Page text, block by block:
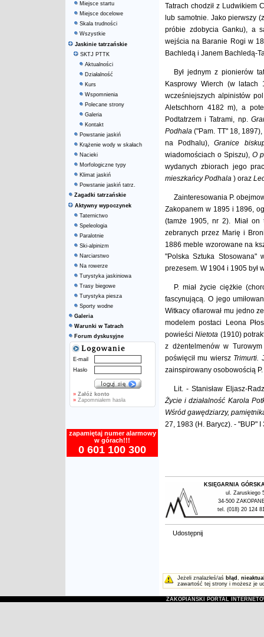
Miejsce startu
Miejsce docelowe
Skala trudności
Wszystkie
Jaskinie tatrzańskie
SKTJ PTTK
Aktualności
Działalność
Kurs
Wspomnienia
Polecane strony
Galeria
Kontakt
Powstanie jaskiń
Krążenie wody w skałach
Nacieki
Morfologiczne typy
Klimat jaskiń
Powstanie jaskiń tatrz.
Zagadki tatrzańskie
Aktywny wypoczynek
Taternictwo
Speleologia
Paralotnie
Ski-alpinizm
Narciarstwo
Na rowerze
Turystyka jaskiniowa
Trasy biegowe
Turystyka piesza
Sporty wodne
Galeria
Warunki w Tatrach
Forum dyskusyjne
E-mail
Hasło
» Załóż konto
»Zapomniałem hasła
zapamiętaj numer alarmowy
w górach!!!
0 601 100 300
Tatrach chodził z Ludwikiem
lub samotnie. Jako pierwszy
próbie zdobycia Ganku), a
wejścia na Baranie Rogi w
Bachledą i Janem Bachledą-
Był jednym z pionierów
Kasprowy Wierch (w latach
wcześniejszych alpinistów
Aletschhorn 4182 m), a
Podtatrzem i Tatrami, np.
Podhala("Pam. TT" 18, 1897),
na Podhalu),Granice
wiadomościach o Spiszu), O
wydanych zbiorach jego
mieszkańcy Podhala ) oraz
Zainteresowania P.
Zakopanem w 1895 i 1896,
(tamże 1905, nr 2). Miał on
zebranych przez Marię i
1886 meble wzorowane na
"Polska Sztuka Stosowana"
prezesem. W 1904 i 1905 był
P. miał życie ciężkie
fascynującą. O jego
Witkacy ofiarował mu jedno
modelem postaci Leona
powieściNietota (1910)
z dżentelmenów w
poświęcił mu wiersz Trimurti.
zainspirowany osobowością
Lit. - Stanisław Eljasz-
Życie i działalność Karola
Wśród gawędziarzy,
27, 1983 (H. Barycz). - "BUP" I
KSIĘGARNIA
ul. Zaruskiego
34-500
tel. (018) 20 124
Udostępnij
Jeżeli znalazłeś/aś błąd ,
zawartość tej strony i możesz je
ZAKOPIAŃSKI PORTAL